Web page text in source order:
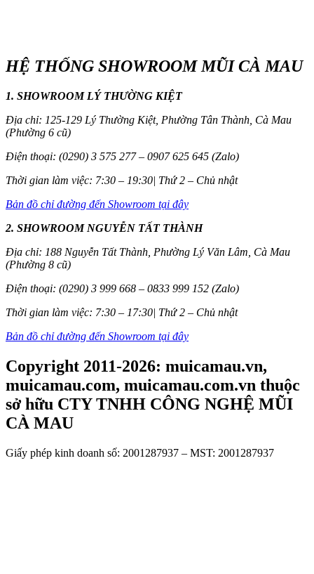
HỆ THỐNG SHOWROOM MŨI CÀ MAU
1. SHOWROOM LÝ THƯỜNG KIỆT
Địa chỉ: 125-129 Lý Thường Kiệt, Phường Tân Thành, Cà Mau
(Phường 6 cũ)
Điện thoại: (0290) 3 575 277 – 0907 625 645 (Zalo)
Thời gian làm việc: 7:30 – 19:30| Thứ 2 – Chủ nhật
Bản đồ chỉ đường đến Showroom tại đây
2. SHOWROOM NGUYỄN TẤT THÀNH
Địa chỉ: 188 Nguyễn Tất Thành, Phường Lý Văn Lâm, Cà Mau
(Phường 8 cũ)
Điện thoại: (0290) 3 999 668 – 0833 999 152 (Zalo)
Thời gian làm việc: 7:30 – 17:30| Thứ 2 – Chủ nhật
Bản đồ chỉ đường đến Showroom tại đây
Copyright 2011-2026: muicamau.vn,
muicamau.com, muicamau.com.vn thuộc
sở hữu CTY TNHH CÔNG NGHỆ MŨI
CÀ MAU
Giấy phép kinh doanh số: 2001287937 – MST: 2001287937